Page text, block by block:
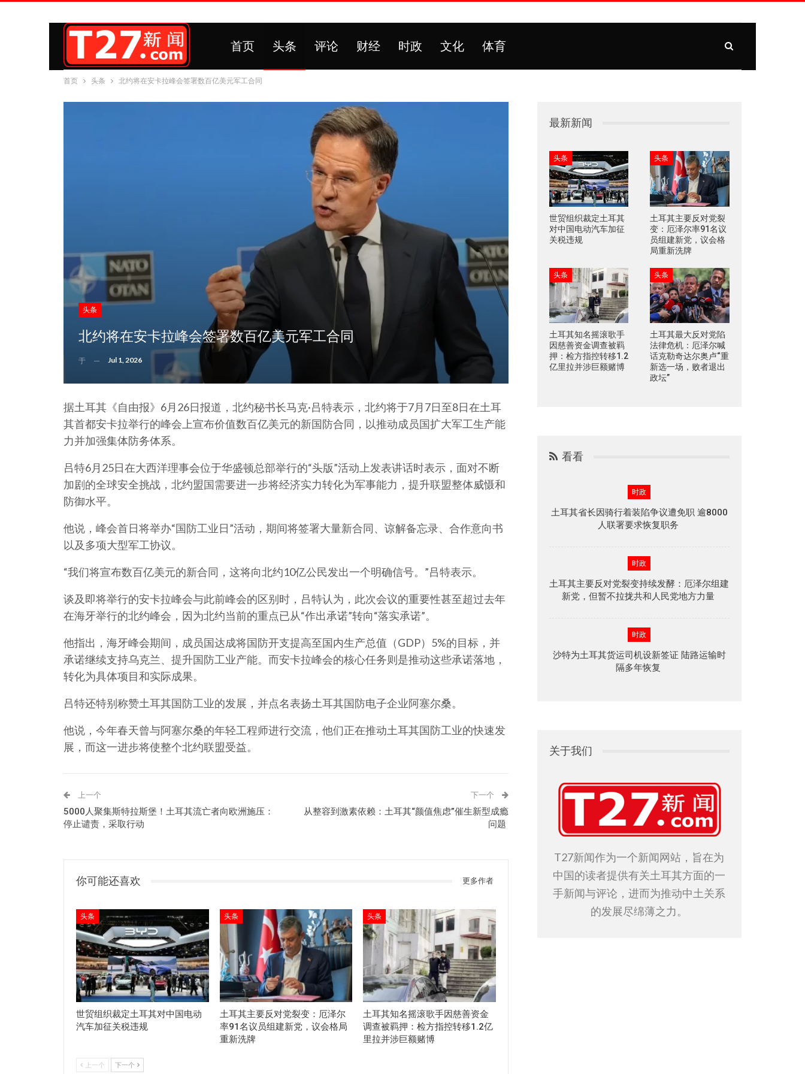
首页 头条 评论 财经 时政 文化 体育
首页 头条 北约将在安卡拉峰会签署数百亿美元军工合同
头条
北约将在安卡拉峰会签署数百亿美元军工合同
于 Jul 1, 2026
据土耳其《自由报》6月26日报道，北约秘书长马克·吕特表示，北约将于7月7日至8日在土耳
其首都安卡拉举行的峰会上宣布价值数百亿美元的新国防合同，以推动成员国扩大军工生产能
力并加强集体防务体系。
吕特6月25日在大西洋理事会位于华盛顿总部举行的“头版”活动上发表讲话时表示，面对不断
加剧的全球安全挑战，北约盟国需要进一步将经济实力转化为军事能力，提升联盟整体威慑和
防御水平。
他说，峰会首日将举办“国防工业日”活动，期间将签署大量新合同、谅解备忘录、合作意向书
以及多项大型军工协议。
“我们将宣布数百亿美元的新合同，这将向北约10亿公民发出一个明确信号。”吕特表示。
谈及即将举行的安卡拉峰会与此前峰会的区别时，吕特认为，此次会议的重要性甚至超过去年
在海牙举行的北约峰会，因为北约当前的重点已从“作出承诺”转向“落实承诺”。
他指出，海牙峰会期间，成员国达成将国防开支提高至国内生产总值（GDP）5%的目标，并
承诺继续支持乌克兰、提升国防工业产能。而安卡拉峰会的核心任务则是推动这些承诺落地，
转化为具体项目和实际成果。
吕特还特别称赞土耳其国防工业的发展，并点名表扬土耳其国防电子企业阿塞尔桑。
他说，今年春天曾与阿塞尔桑的年轻工程师进行交流，他们正在推动土耳其国防工业的快速发
展，而这一进步将使整个北约联盟受益。
上一个
5000人聚集斯特拉斯堡！土耳其流亡者向欧洲施压：
停止谴责，采取行动
下一个
从整容到激素依赖：土耳其“颜值焦虑”催生新型成瘾
问题
你可能还喜欢 更多作者
头条
世贸组织裁定土耳其对中国电动
汽车加征关税违规
头条
土耳其主要反对党裂变：厄泽尔
率91名议员组建新党，议会格局
重新洗牌
头条
土耳其知名摇滚歌手因慈善资金
调查被羁押：检方指控转移1.2亿
里拉并涉巨额赌博
上一个 下一个
最新新闻
头条
世贸组织裁定土耳其
对中国电动汽车加征
关税违规
头条
土耳其主要反对党裂
变：厄泽尔率91名议
员组建新党，议会格
局重新洗牌
头条
土耳其知名摇滚歌手
因慈善资金调查被羁
押：检方指控转移1.2
亿里拉并涉巨额赌博
头条
土耳其最大反对党陷
法律危机：厄泽尔喊
话克勒奇达尔奥卢“重
新选一场，败者退出
政坛”
看看
时政
土耳其省长因骑行着装陷争议遭免职 逾8000
人联署要求恢复职务
时政
土耳其主要反对党裂变持续发酵：厄泽尔组建
新党，但暂不拉拢共和人民党地方力量
时政
沙特为土耳其货运司机设新签证 陆路运输时
隔多年恢复
关于我们
T27新闻作为一个新闻网站，旨在为
中国的读者提供有关土耳其方面的一
手新闻与评论，进而为推动中土关系
的发展尽绵薄之力。